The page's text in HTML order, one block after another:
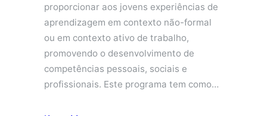
proporcionar aos jovens experiências de
aprendizagem em contexto não-formal
ou em contexto ativo de trabalho,
promovendo o desenvolvimento de
competências pessoais, sociais e
profissionais. Este programa tem como…